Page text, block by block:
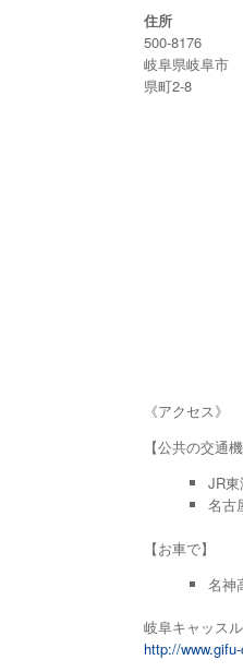
住所
500-8176
岐阜県岐阜市
県町2-8
《アクセス》
【公共の交通
JR
名古
【お車で】
名神
岐阜キャッス
http://